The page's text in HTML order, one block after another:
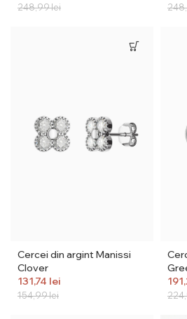
248,99lei
Cercei din argint Manissi
Clover
154,99lei
131,74 lei